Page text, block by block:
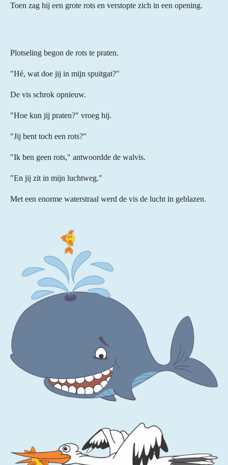
Toen zag hij een grote rots en verstopte zich in een opening.
Plotseling begon de rots te praten.
"Hé, wat doe jij in mijn spuitgat?"
De vis schrok opnieuw.
"Hoe kun jij praten?" vroeg hij.
"Jij bent toch een rots?"
"Ik ben geen rots," antwoordde de walvis.
"En jij zit in mijn luchtweg."
Met een enorme waterstraal werd de vis de lucht in geblazen.